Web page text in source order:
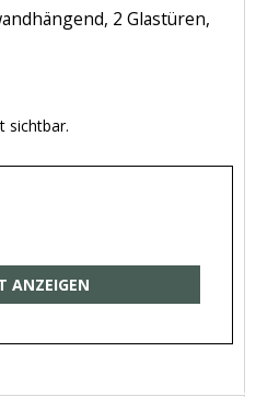
2 Glastüren,
sichtbar.
ANZEIGEN